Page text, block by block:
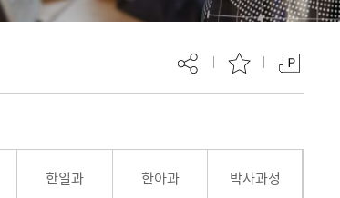
석사논문
현재 페이지를 즐겨찾는 메뉴로
등록하시겠습니까?
한일과 한아과 박사과정